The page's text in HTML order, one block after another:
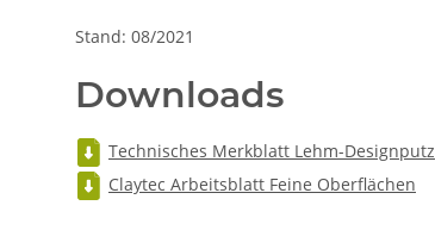
Stand: 08/2021
Downloads
Technisches Merkblatt Lehm-Designputz
Claytec Arbeitsblatt Feine Oberflächen